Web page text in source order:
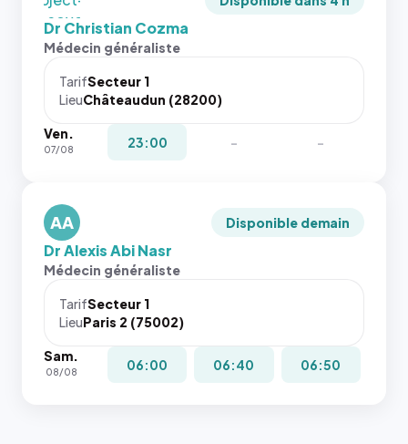
images de
l'annuaire
dans ce
cas. #}
fit: cover`.
Sans ces
navigateur
pas la
place, et
les trois
dernières
images de
l'annuaire
dans ce
cas. #}
Dr Christian Cozma
Médecin généraliste
TarifSecteur 1
LieuChâteaudun (28200)
Ven.
07/08 23:00 - -
AA Disponible demain
Dr Alexis Abi Nasr
Médecin généraliste
TarifSecteur 1
LieuParis 2 (75002)
Sam.
08/08 06:00 06:40 06:50